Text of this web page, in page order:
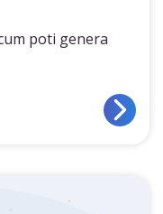
poti genera